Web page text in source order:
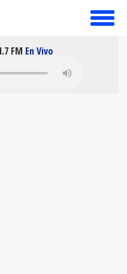
toggle
FM En Vivo